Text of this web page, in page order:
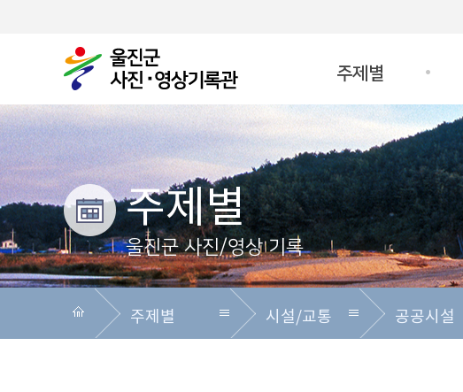
주제별
시대별
지역별
사진공모전
상세검색
이용안내
주제별
울진군 사진/영상 기록
주제별 시설/교통 공공시설